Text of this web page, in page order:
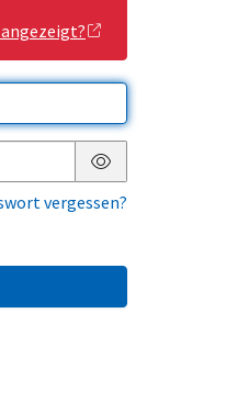
Passwort anzeigen
vergessen?